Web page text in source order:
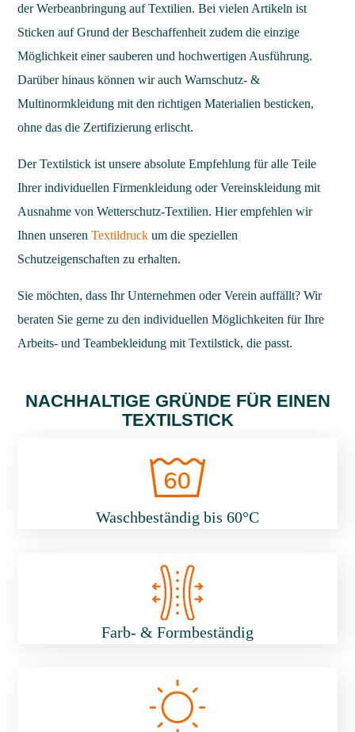
der Werbeanbringung auf Textilien. Bei vielen Artikeln ist
Sticken auf Grund der Beschaffenheit zudem die einzige
Möglichkeit einer sauberen und hochwertigen Ausführung.
Darüber hinaus können wir auch Warnschutz- &
Multinormkleidung mit den richtigen Materialien besticken,
ohne das die Zertifizierung erlischt.
Der Textilstick ist unsere absolute Empfehlung für alle Teile
Ihrer individuellen Firmenkleidung oder Vereinskleidung mit
Ausnahme von Wetterschutz-Textilien. Hier empfehlen wir
Ihnen unseren Textildruck um die speziellen
Schutzeigenschaften zu erhalten.
Sie möchten, dass Ihr Unternehmen oder Verein auffällt? Wir
beraten Sie gerne zu den individuellen Möglichkeiten für Ihre
Arbeits- und Teambekleidung mit Textilstick, die passt.
NACHHALTIGE GRÜNDE FÜR EINEN
TEXTILSTICK
Waschbeständig bis 60°C
Farb- & Formbeständig